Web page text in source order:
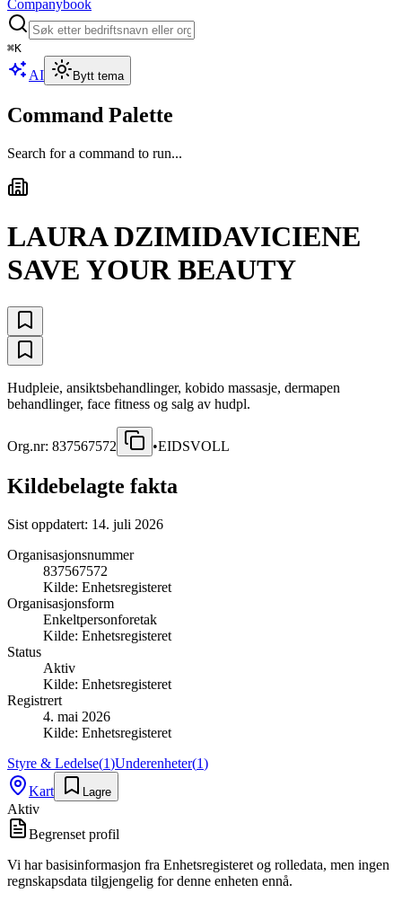
Companybook
⌘K
AI Bytt tema
Command Palette
Search for a command to run...
LAURA DZIMIDAVICIENE
SAVE YOUR BEAUTY
Hudpleie, ansiktsbehandlinger, kobido massasje, dermapen
behandlinger, face fitness og salg av hudpl.
Org.nr: 837567572 •EIDSVOLL
Kildebelagte fakta
Sist oppdatert: 14. juli 2026
Organisasjonsnummer
837567572
Kilde: Enhetsregisteret
Organisasjonsform
Enkeltpersonforetak
Kilde: Enhetsregisteret
Status
Aktiv
Kilde: Enhetsregisteret
Registrert
4. mai 2026
Kilde: Enhetsregisteret
Styre & Ledelse(1)Underenheter(1)
Kart
Lagre
Aktiv
Begrenset profil
Vi har basisinformasjon fra Enhetsregisteret og rolledata, men ingen
regnskapsdata tilgjengelig for denne enheten ennå.